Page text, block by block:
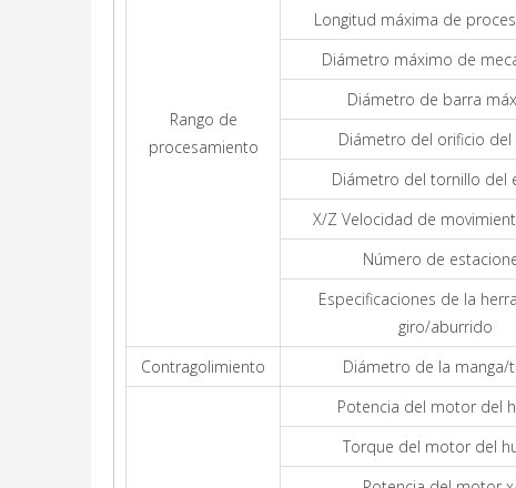
Rango de
procesamiento
Longitud máxima de
Diámetro máximo de
Diámetro de barra
Diámetro del orificio del
Diámetro del tornillo del
X/Z Velocidad de
Número de
Especificaciones de la
giro/aburrido
Contragolimiento Diámetro de la manga/
Potencia del motor del
Torque del motor del